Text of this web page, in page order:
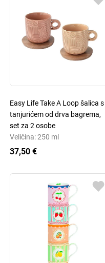
Easy Life Take A Loop šalica s
tanjurićem od drva bagrema,
set za 2 osobe
Veličina: 250 ml
37,50 €